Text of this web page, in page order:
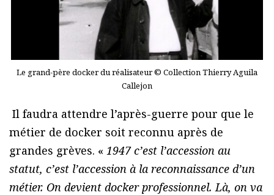
Le grand-père docker du réalisateur © Collection Thierry Aguila
Callejon
Il faudra attendre l’après-guerre pour que le
métier de docker soit reconnu après de
grandes grèves. « 1947 c’est l’accession au
statut, c’est l’accession à la reconnaissance d’un
métier. On devient docker professionnel. Là, on va